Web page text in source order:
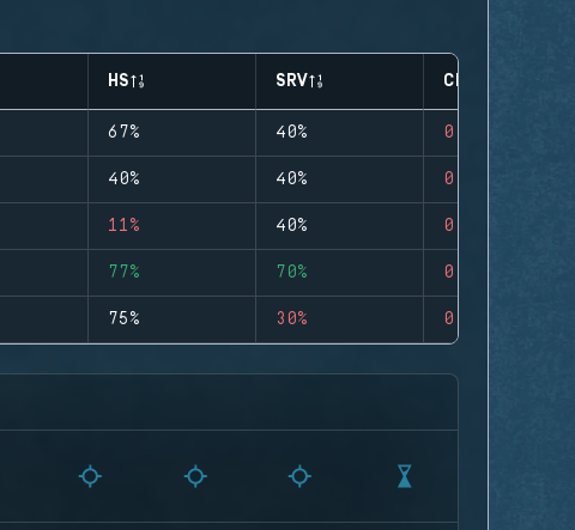
HS SRV CLUTCHES
67% 40% 0
40% 40% 0
11% 40% 0
77% 70% 0
75% 30% 0